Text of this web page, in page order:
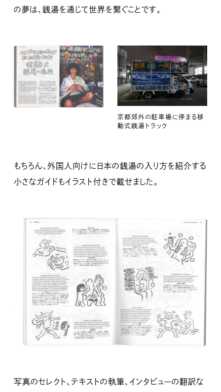
の夢は、銭湯を通じて世界を繋ぐことです。
京都郊外の駐車場に停まる移
動式銭湯トラック
もちろん、外国人向けに日本の銭湯の入り方を紹介する
小さなガイドもイラスト付きで載せました。
写真のセレクト、テキストの執筆、インタビューの翻訳な